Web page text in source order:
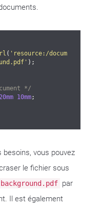
( 'resource:/docum
);
*/
20mm 10mm;
besoins, vous pouvez
le fichier sous
par
Il est également